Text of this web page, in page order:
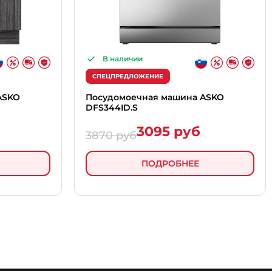
В наличии
СПЕЦПРЕДЛОЖЕНИЕ
Посудомоечная машина ASKO
DFS344ID.S
3870 руб3095 руб
ПОДРОБНЕЕ